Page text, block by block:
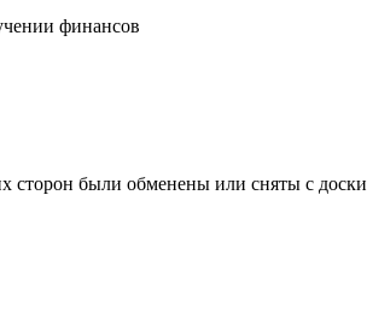
финансов
сторон были обменены или сняты с доски